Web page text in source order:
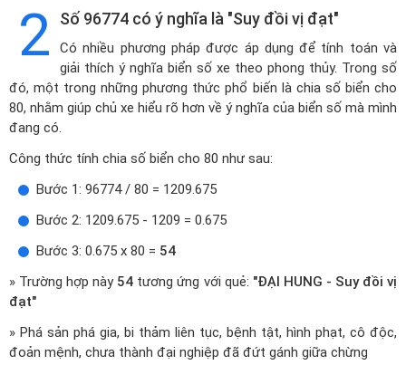
2 Số 96774 có ý nghĩa là "Suy đồi vị đạt"
Có nhiều phương pháp được áp dụng để tính toán và
giải thích ý nghĩa biển số xe theo phong thủy. Trong số
đó, một trong những phương thức phổ biến là chia số biển cho
80, nhằm giúp chủ xe hiểu rõ hơn về ý nghĩa của biển số mà mình
đang có.
Công thức tính chia số biển cho 80 như sau:
Bước 1: 96774 / 80 = 1209.675
Bước 2: 1209.675 - 1209 = 0.675
Bước 3: 0.675 x 80 = 54
» Trường hợp này 54 tương ứng với quẻ: "ĐẠI HUNG - Suy đồi vị
đạt"
» Phá sản phá gia, bi thảm liên tục, bệnh tật, hình phạt, cô độc,
đoản mệnh, chưa thành đại nghiệp đã đứt gánh giữa chừng